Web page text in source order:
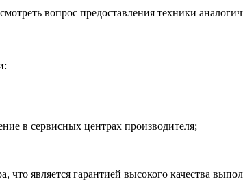
вопрос предоставления техники
в сервисных центрах производителя;
является гарантией высокого качества